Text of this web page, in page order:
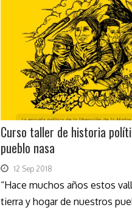
Curso taller de historia
pueblo nasa
12 Sep 2018
“Hace muchos años estos
tierra y hogar de nuestros